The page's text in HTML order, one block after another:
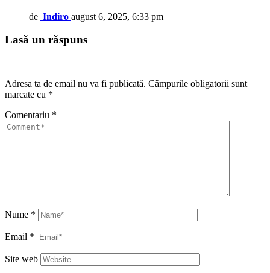
de Indiro august 6, 2025, 6:33 pm
Lasă un răspuns
Adresa ta de email nu va fi publicată. Câmpurile obligatorii sunt
marcate cu *
Comentariu *
Nume *
Email *
Site web